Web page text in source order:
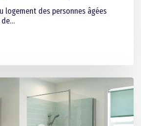
logement des personnes âgées
de…